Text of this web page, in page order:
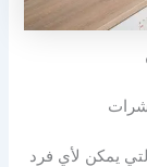
يمكن لأي فرد